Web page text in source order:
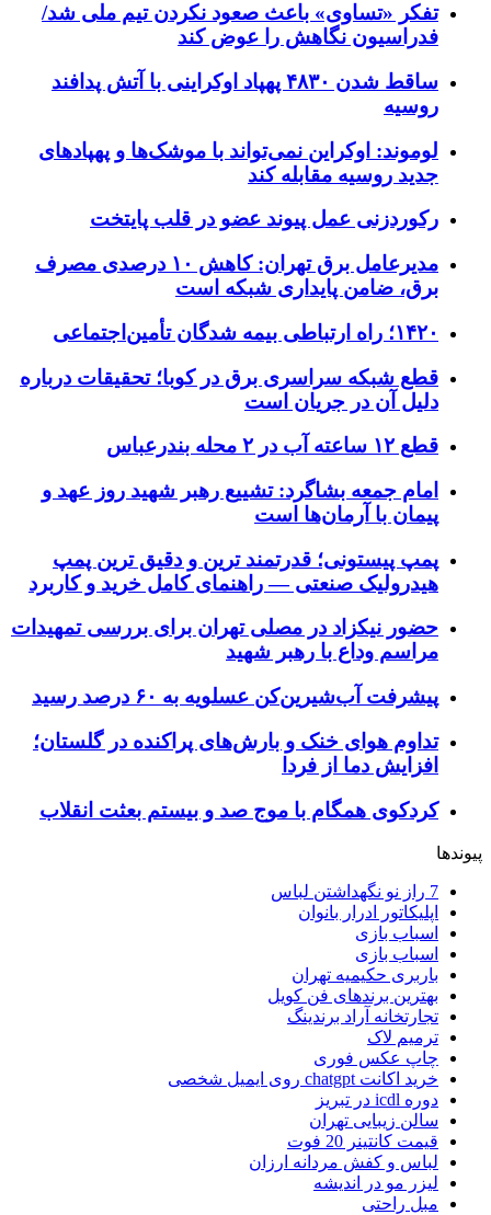
تفکر «تساوی» باعث صعود نکردن تیم ملی شد/
فدراسیون نگاهش را عوض کند
ساقط شدن ۴۸۳۰ پهپاد اوکراینی با آتش پدافند
روسیه
لوموند: اوکراین نمی‌تواند با موشک‌ها و پهپادهای
جدید روسیه مقابله کند
رکوردزنی عمل پیوند عضو در قلب پایتخت
مدیرعامل برق تهران: کاهش ۱۰ درصدی مصرف
برق، ضامن پایداری شبکه است
۱۴۲۰؛ راه ارتباطی بیمه شدگان تأمین‌اجتماعی
قطع شبکه سراسری برق در کوبا؛ تحقیقات درباره
دلیل آن در جریان است
قطع ۱۲ ساعته آب در ۲ محله بندرعباس
امام جمعه بشاگرد: تشییع رهبر شهید روز عهد و
پیمان با آرمان‌ها است
پمپ پیستونی؛ قدرتمند ترین و دقیق‌ ترین پمپ
هیدرولیک صنعتی — راهنمای کامل خرید و کاربرد
حضور نیکزاد در مصلی تهران برای بررسی تمهیدات
مراسم وداع با رهبر شهید
پیشرفت آب‌شیرین‌کن عسلویه به ۶۰ درصد رسید
تداوم هوای خنک و بارش‌های پراکنده در گلستان؛
افزایش دما از فردا
کردکوی همگام با موج صد و بیستم بعثت انقلاب
پیوندها
7 راز نو نگهداشتن لباس
اپلیکاتور ادرار بانوان
اسباب بازی
اسباب بازی
باربری حکیمیه تهران
بهترین برندهای فن کویل
تجارتخانه آراد برندینگ
ترمیم لاک
چاپ عکس فوری
خرید اکانت chatgpt روی ایمیل شخصی
دوره icdl در تبریز
سالن زیبایی تهران
قیمت کانتینر 20 فوت
لباس و کفش مردانه ارزان
لیزر مو در اندیشه
مبل راحتی